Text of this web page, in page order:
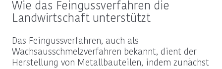
Wie das Feingussverfahren die
Landwirtschaft unterstützt
Das Feingussverfahren, auch als
Wachsausschmelzverfahren bekannt, dient der
Herstellung von Metallbauteilen, indem zunächst